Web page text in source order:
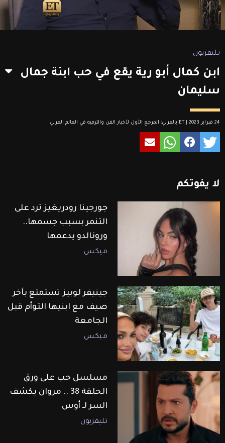
تليفزيون
ابن كمال أبو رية يقع في حب ابنة جمال
سليمان
24 فبراير 2023 | ET بالعربي: المرجع الأول لأخبار الفن والترفيه في العالم العربي
لا يفوتكم
جورجينا رودريغيز ترد على
التنمر بسبب جسمها..
ورونالدو يدعمها
ميكس
جينيفر لوبيز تستمتع بآخر
صيف مع ابنيها التوأم قبل
الجامعة
ميكس
مسلسل حب على ورق
الحلقة 38 .. مروان يكشف
السر لـ أوس
تليفزيون